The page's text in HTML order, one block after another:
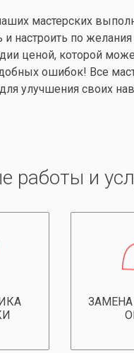
мастерских
и настроить по
ценой, которой
ошибок! Все
улучшения своих
работы и